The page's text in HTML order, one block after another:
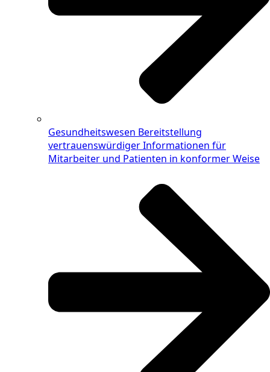
Gesundheitswesen Bereitstellung
vertrauenswürdiger Informationen für
Mitarbeiter und Patienten in konformer Weise